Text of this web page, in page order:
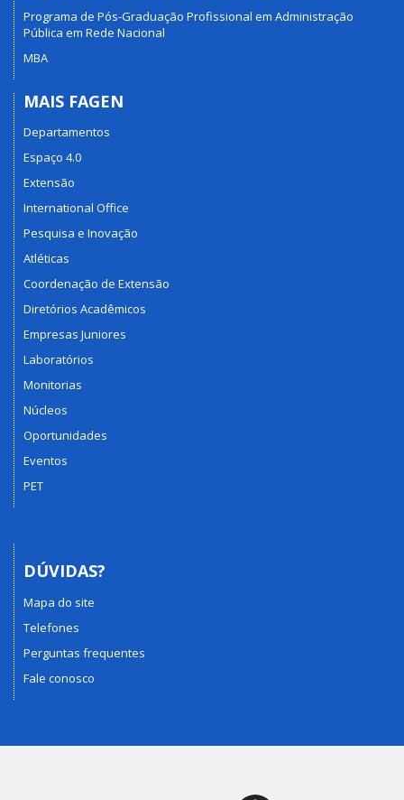
Programa de Pós-Graduação Profissional em Administração
Pública em Rede Nacional
MBA
MAIS FAGEN
Departamentos
Espaço 4.0
Extensão
International Office
Pesquisa e Inovação
Atléticas
Coordenação de Extensão
Diretórios Acadêmicos
Empresas Juniores
Laboratórios
Monitorias
Núcleos
Oportunidades
Eventos
PET
DÚVIDAS?
Mapa do site
Telefones
Perguntas frequentes
Fale conosco